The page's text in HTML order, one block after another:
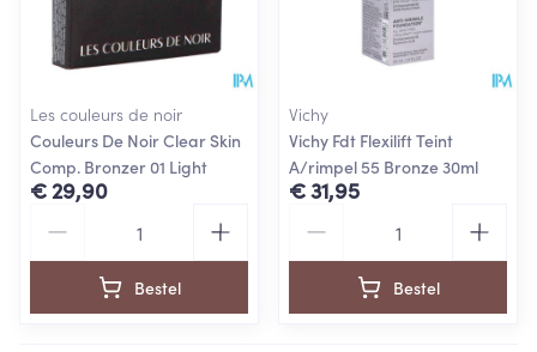
Les couleurs de noir
Couleurs De Noir Clear Skin
Comp. Bronzer 01 Light
€ 29,90
Bestel
Vichy
Vichy Fdt Flexilift Teint
A/rimpel 55 Bronze 30ml
€ 31,95
Bestel